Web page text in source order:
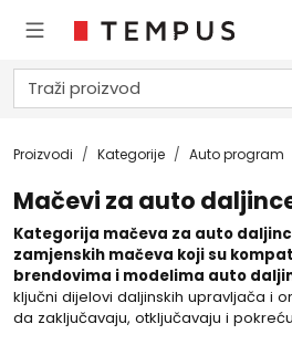
Proizvodi Kategorije Auto program
Mačevi za auto
Kategorija mačeva za auto
zamjenskih mačeva koji su
brendovima i modelima auto
ključni dijelovi daljinskih upravljača i
da zaključavaju, otključavaju i